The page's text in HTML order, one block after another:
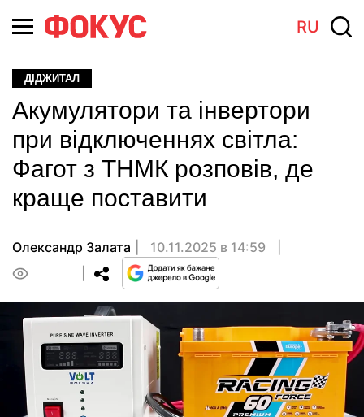
RU
ДІДЖИТАЛ
Акумулятори та інвертори
при відключеннях світла:
Фагот з ТНМК розповів, де
краще поставити
Олександр Залата
10.11.2025 в 14:59